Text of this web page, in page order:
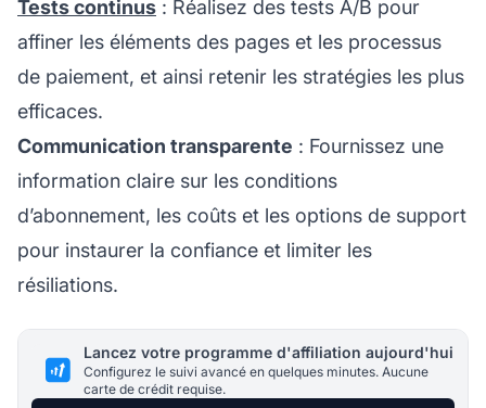
Tests continus : Réalisez des tests A/B pour
affiner les éléments des pages et les processus
de paiement, et ainsi retenir les stratégies les plus
efficaces.
Communication transparente : Fournissez une
information claire sur les conditions
d’abonnement, les coûts et les options de support
pour instaurer la confiance et limiter les
résiliations.
Lancez votre programme d'affiliation aujourd'hui
Configurez le suivi avancé en quelques minutes. Aucune
carte de crédit requise.